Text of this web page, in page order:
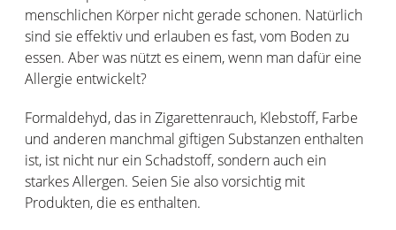
menschlichen Körper nicht gerade schonen. Natürlich
sind sie effektiv und erlauben es fast, vom Boden zu
essen. Aber was nützt es einem, wenn man dafür eine
Allergie entwickelt?
Formaldehyd, das in Zigarettenrauch, Klebstoff, Farbe
und anderen manchmal giftigen Substanzen enthalten
ist, ist nicht nur ein Schadstoff, sondern auch ein
starkes Allergen. Seien Sie also vorsichtig mit
Produkten, die es enthalten.